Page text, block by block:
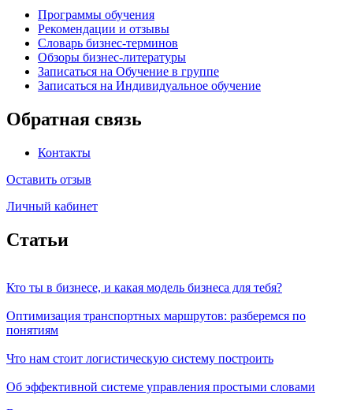
Программы обучения
Рекомендации и отзывы
Словарь бизнес-терминов
Обзоры бизнес-литературы
Записаться на Обучение в группе
Записаться на Индивидуальное обучение
Обратная связь
Контакты
Оставить отзыв
Личный кабинет
Статьи
Кто ты в бизнесе, и какая модель бизнеса для тебя?
Оптимизация транспортных маршрутов: разберемся по
понятиям
Что нам стоит логистическую систему построить
Об эффективной системе управления простыми словами